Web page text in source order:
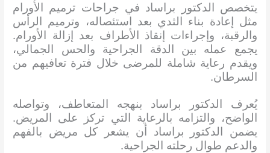
يتخصص الدكتور براساد في جراحات ترميم الأورام
مثل إعادة بناء الثدي بعد استئصاله، وترميم الرأس
والرقبة، وإجراءات إنقاذ الأطراف بعد إزالة الأورام.
يجمع عمله بين الدقة الجراحية والحس الجمالي،
ويقدم رعاية شاملة للمرضى خلال فترة تعافيهم من
السرطان.
يُعرف الدكتور براساد بنهجه المتعاطف، وتواصله
الواضح، والتزامه بالرعاية التي تركز على المريض.
يضمن الدكتور براساد أن يشعر كل مريض بالفهم
والدعم طوال رحلته الجراحية.